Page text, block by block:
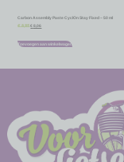
Carbon Assembly Paste CyclOn Stay Fixed – 50 ml
€ € 8,06
Toevoegen aan winkelwagen